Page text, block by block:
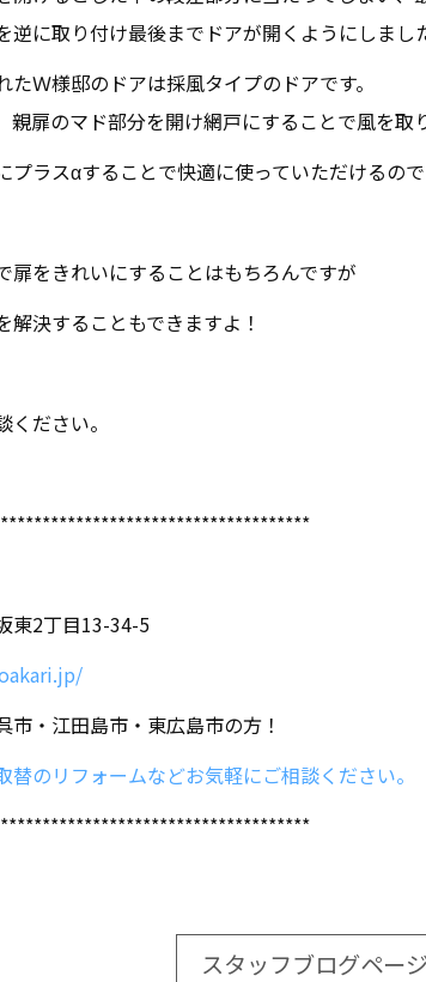
逆に取り付け最後までドアが開くようにしまし
たＷ様邸のドアは採風タイプのドアです。
親扉のマド部分を開け網戸にすることで風を取
プラスαすることで快適に使っていただけるので
扉をきれいにすることはもちろんですが
解決することもできますよ！
ださい。
東2丁目13-34-5
市・江田島市・東広島市の方！
替のリフォームなどお気軽にご相談ください。
スタッフブログペー